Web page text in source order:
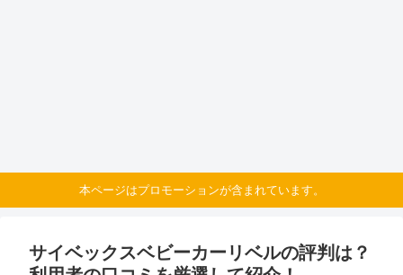
本ページはプロモーションが含まれています。
サイベックスベビーカーリベルの評判は？